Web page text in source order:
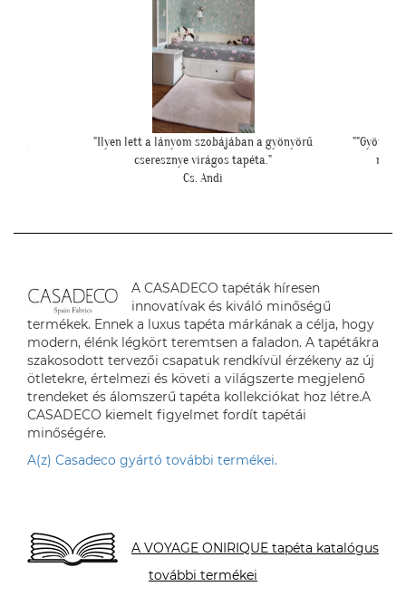
""Gyönyörűek a tapéták. A szakember is boldog volt,
mivel tényleg könnyű volt feltenni, magas
minőségüknek köszönhetően!""
A CASADECO tapéták híresen
innovatívak és kiváló minőségű
termékek. Ennek a luxus tapéta márkának a célja, hogy
modern, élénk légkört teremtsen a faladon. A tapétákra
szakosodott tervezői csapatuk rendkívül érzékeny az új
ötletekre, értelmezi és követi a világszerte megjelenő
trendeket és álomszerű tapéta kollekciókat hoz létre.A
CASADECO kiemelt figyelmet fordít tapétái
minőségére.
A(z) Casadeco gyártó további termékei.
A VOYAGE ONIRIQUE tapéta katalógus
további termékei